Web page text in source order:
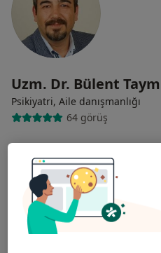
Uzm. Dr. Bülent
Psikiyatri, Aile danışmanlığı
64 görüş
Bülent Taymur